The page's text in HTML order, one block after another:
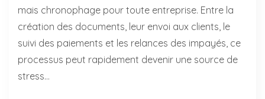
mais chronophage pour toute entreprise. Entre la
création des documents, leur envoi aux clients, le
suivi des paiements et les relances des impayés, ce
processus peut rapidement devenir une source de
stress…